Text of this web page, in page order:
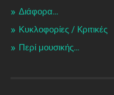
Διάφορα…
Κυκλοφορίες / Kριτικές
Περί μουσικής…